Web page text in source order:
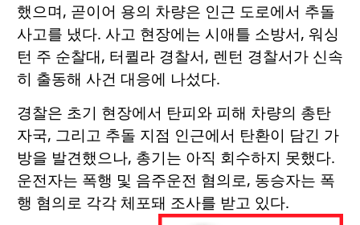
했으며, 곧이어 용의 차량은 인근 도로에서 추돌
사고를 냈다. 사고 현장에는 시애틀 소방서, 워싱
턴 주 순찰대, 터퀼라 경찰서, 렌턴 경찰서가 신속
히 출동해 사건 대응에 나섰다.
경찰은 초기 현장에서 탄피와 피해 차량의 총탄
자국, 그리고 추돌 지점 인근에서 탄환이 담긴 가
방을 발견했으나, 총기는 아직 회수하지 못했다.
운전자는 폭행 및 음주운전 혐의로, 동승자는 폭
행 혐의로 각각 체포돼 조사를 받고 있다.